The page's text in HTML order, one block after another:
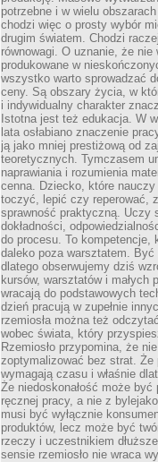
potrzebne i w wielu
chodzi więc o prosty wybór
drugim światem. Chodzi
równowagi. O uznanie, że
produkowane w
wszystko warto sprowadzać
ceny. Są obszary życia, w
i indywidualny charakter
Istotna jest też edukacja. W
lata osłabiano znaczenie
ją jako mniej prestiżową od
teoretycznych. Tymczasem
naprawiania i rozumienia
cenna. Dziecko, które
toczyć, lepić czy reperować,
sprawność praktyczną. Uczy
dokładności,
do procesu. To kompetencje,
daleko poza warsztatem. Być
dlatego obserwujemy dziś
kursów, warsztatów i małych
wracają do podstawowych
dzień pracują w zupełnie
rzemiosła można też
wobec świata, który
Rzemiosło przypomina, że
zoptymalizować bez strat. Że
wymagają czasu i właśnie
Że niedoskonałość może
ręcznej pracy, a nie z
musi być wyłącznie
produktów, lecz może być
rzeczy i uczestnikiem
sensie rzemiosło nie wraca